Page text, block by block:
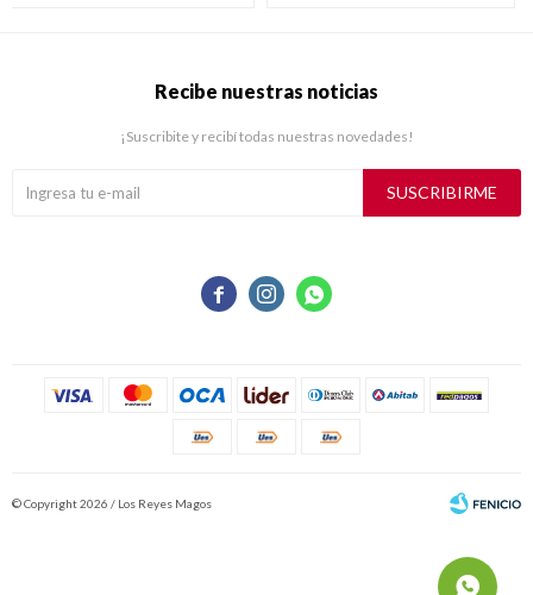
  
Recibe nuestras noticias
¡Suscribite y recibí todas nuestras novedades!
SUSCRIBIRME
© Copyright 2026 / Los Reyes Magos